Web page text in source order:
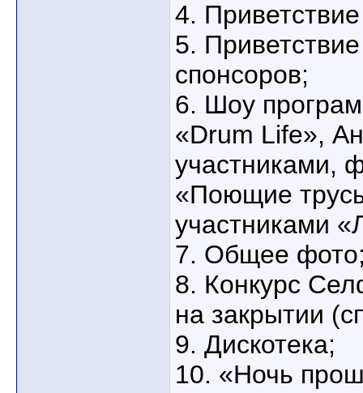
4.
5.
спонсоров;
6. Шоу
«Drum Life»,
участниками,
«Поющие
участниками
7. Общее
8. Конкурс
на закрытии
9. Дискотека;
10. «Ночь